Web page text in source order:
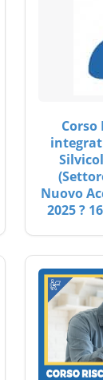
Corso
Nuovo
2025 ?